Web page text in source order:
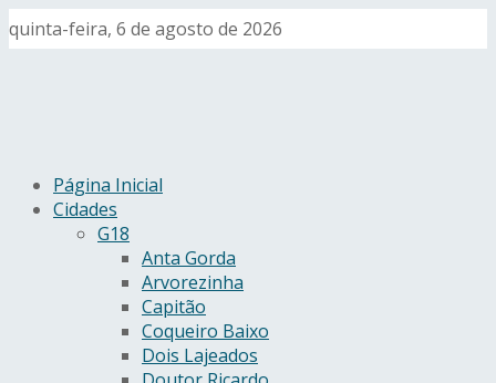
quinta-feira, 6 de agosto de 2026
Página Inicial
Cidades
G18
Anta Gorda
Arvorezinha
Capitão
Coqueiro Baixo
Dois Lajeados